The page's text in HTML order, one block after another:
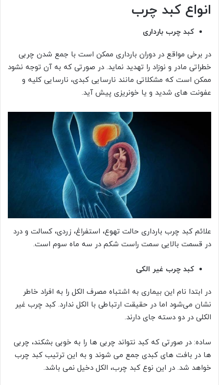
انواع کبد چرب
کبد چرب بارداری
در برخی مواقع در دوران بارداری ممکن است با جمع شدن چربی
خطراتی مادر و نوزاد را تهدید نماید. در صورتی که به آن توجه نشود
ممکن است که مشکلاتی مانند نارسایی کبدی، نارسایی کلیه و
عفونت های شدید و یا خونریزی پیش آید.
علائم کبد چرب بارداری حالت تهوع، استفراغ، زردی، کسالت و درد
در قسمت بالایی سمت راست شکم در سه ماه سوم است.
کبد چرب غیر الکی
در ابتدا نام این بیماری به اشتباه مصرف الکل را به افراد خاطر
نشان می‌شود اما در حقیقت ارتباطی با الکل ندارد. کبد چرب غیر
الکلی در دو دسته جای دارند.
ساده: در صورتی که کبد نتواند چربی ها را به خوبی بشکند، چربی
ها در بافت های کبدی جمع می شوند و به این ترتیب کبد چرب
خواهد شد. در این نوع کبد چرب، الکل دخیل نمی باشد.